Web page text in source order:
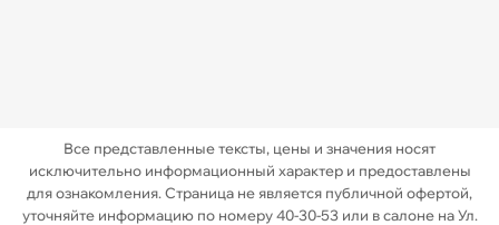
Все представленные тексты, цены и значения носят
исключительно информационный характер и предоставлены
для ознакомления. Страница не является публичной офертой,
уточняйте информацию по номеру 40-30-53 или в салоне на Ул.